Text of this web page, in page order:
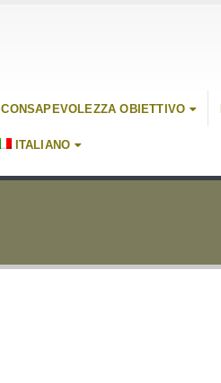
CONSAPEVOLEZZA OBIETTIVO
ITALIANO